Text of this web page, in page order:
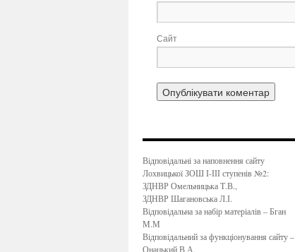
Сайт
Відповідальні за наповнення сайту
Лохвицької ЗОШ І-ІІІ ступенів №2:
ЗДНВР Омельницька Т.В.,
ЗДНВР Шагановська Л.І.
Відповідальна за набір матеріалів – Бган
М.М
Відповідальний за функціонування сайту –
Онацький В.А.